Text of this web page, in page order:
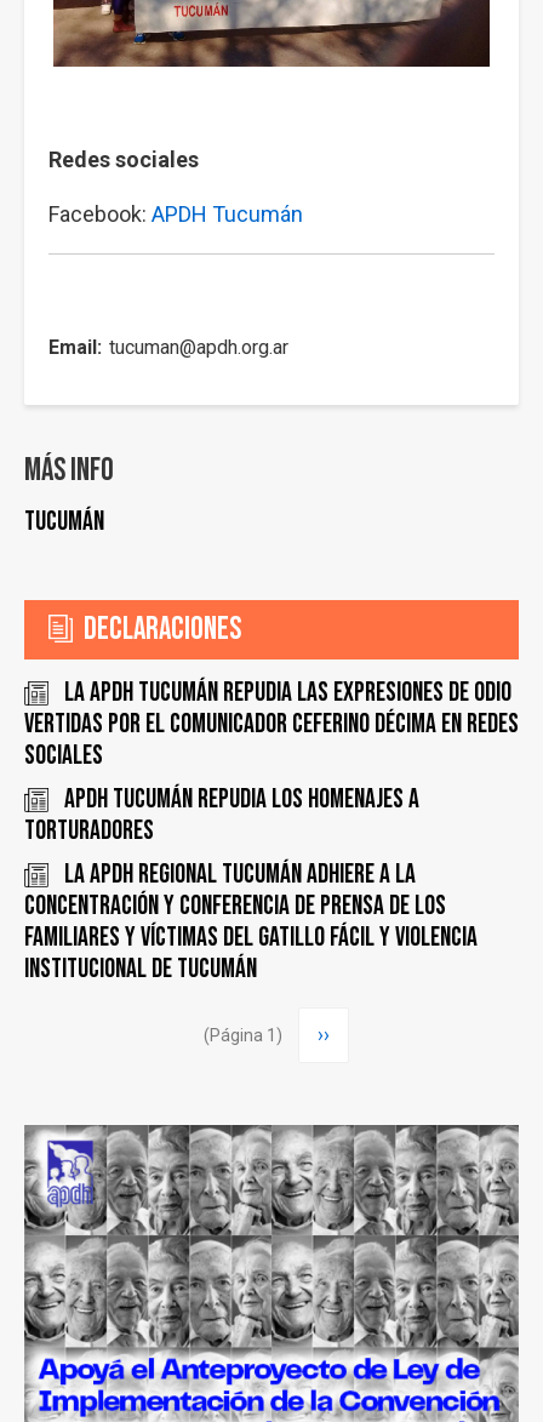
Redes sociales
Facebook: APDH Tucumán
Email tucuman@apdh.org.ar
Más info
Tucumán
Declaraciones
La APDH Tucumán repudia las expresiones de odio
vertidas por el comunicador Ceferino Décima en redes
sociales
APDH Tucumán repudia los homenajes a
torturadores
La APDH Regional Tucumán adhiere a la
concentración y conferencia de prensa de los
Familiares y Víctimas del Gatillo Fácil y Violencia
Institucional de Tucumán
(Página 1)
Siguiente
››